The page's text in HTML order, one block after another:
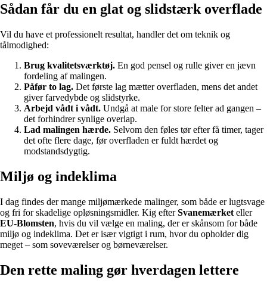
Sådan får du en glat og slidstærk overflade
Vil du have et professionelt resultat, handler det om teknik og
tålmodighed:
Brug kvalitetsværktøj. En god pensel og rulle giver en jævn
fordeling af malingen.
Påfør to lag. Det første lag mætter overfladen, mens det andet
giver farvedybde og slidstyrke.
Arbejd vådt i vådt. Undgå at male for store felter ad gangen –
det forhindrer synlige overlap.
Lad malingen hærde. Selvom den føles tør efter få timer, tager
det ofte flere dage, før overfladen er fuldt hærdet og
modstandsdygtig.
Miljø og indeklima
I dag findes der mange miljømærkede malinger, som både er lugtsvage
og fri for skadelige opløsningsmidler. Kig efterSvanemærket eller
EU-Blomsten, hvis du vil vælge en maling, der er skånsom for både
miljø og indeklima. Det er især vigtigt i rum, hvor du opholder dig
meget – som soveværelser og børneværelser.
Den rette maling gør hverdagen lettere